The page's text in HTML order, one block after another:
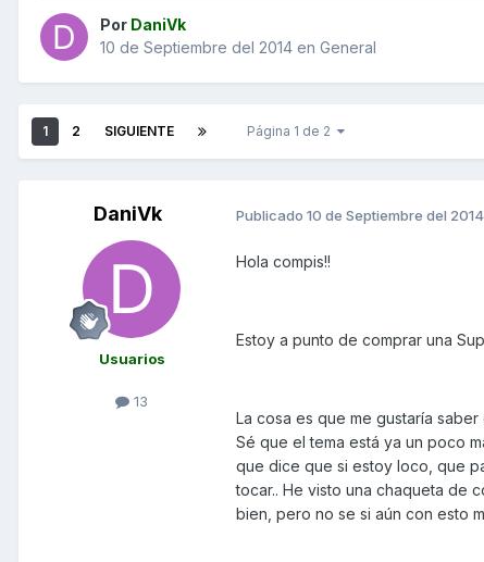
Por DaniVk
10 de Septiembre del 2014 en General
1 2 SIGUIENTE Página 1 de 2
DaniVk
Usuarios
13
Publicado 10 de Septiembre del 2014
Hola compis!!
Estoy a punto de comprar una
La cosa es que me gustaría
Sé que el tema está ya un poco
que dice que si estoy loco, que
tocar.. He visto una chaqueta de
bien, pero no se si aún con esto